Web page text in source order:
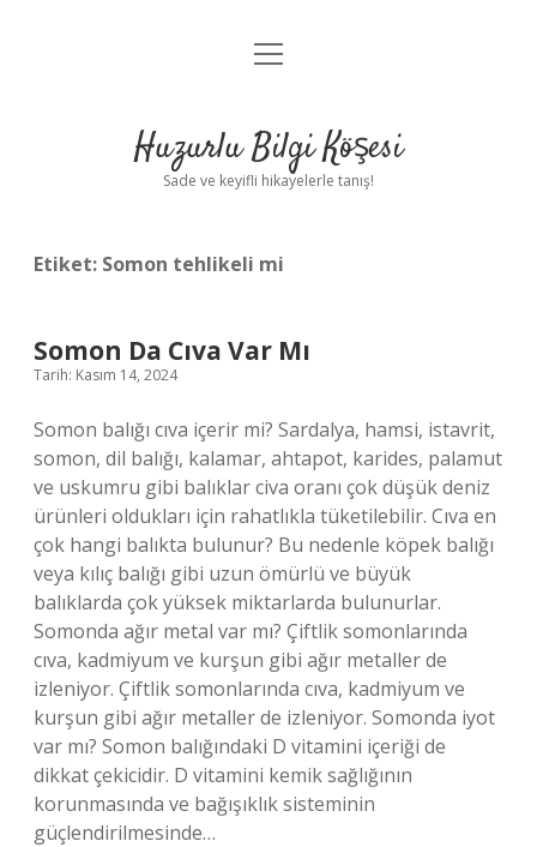
Anasayfa
Yasal Uyarı
menüyü
Huzurlu Bilgi Köşesi
Sade ve keyifli hikayelerle tanış!
Etiket: Somon tehlikeli mi
Somon Da Cıva Var Mı
Tarih: Kasım 14, 2024
Somon balığı cıva içerir mi? Sardalya, hamsi, istavrit,
somon, dil balığı, kalamar, ahtapot, karides, palamut
ve uskumru gibi balıklar civa oranı çok düşük deniz
ürünleri oldukları için rahatlıkla tüketilebilir. Cıva en
çok hangi balıkta bulunur? Bu nedenle köpek balığı
veya kılıç balığı gibi uzun ömürlü ve büyük
balıklarda çok yüksek miktarlarda bulunurlar.
Somonda ağır metal var mı? Çiftlik somonlarında
cıva, kadmiyum ve kurşun gibi ağır metaller de
izleniyor. Çiftlik somonlarında cıva, kadmiyum ve
kurşun gibi ağır metaller de izleniyor. Somonda iyot
var mı? Somon balığındaki D vitamini içeriği de
dikkat çekicidir. D vitamini kemik sağlığının
korunmasında ve bağışıklık sisteminin
güçlendirilmesinde…